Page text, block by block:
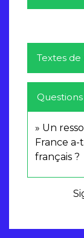
Textes
Un
France
français ?